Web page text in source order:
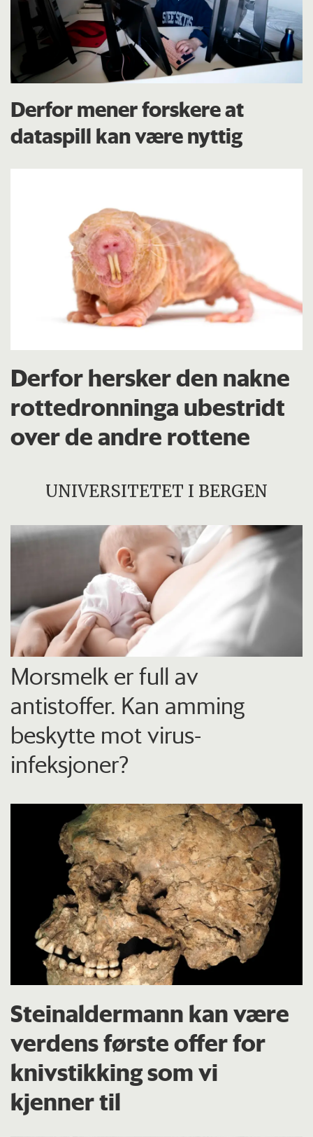
Derfor mener forskere at
dataspill kan være nyttig
Derfor hersker den nakne
rottedronninga ubestridt
over de andre rottene
UNIVERSITETET I BERGEN
Morsmelk er full av
antistoffer. Kan amming
beskytte mot virus-
infeksjoner?
Steinaldermann kan være
verdens første offer for
knivstikking som vi
kjenner til